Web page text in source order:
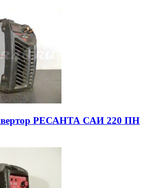
РЕСАНТА САИ 220 ПН